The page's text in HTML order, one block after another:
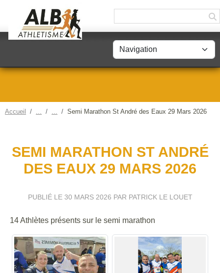
Accueil Semi Marathon St André des Eaux 29 Mars 2026
SEMI MARATHON ST ANDRÉ
DES EAUX 29 MARS 2026
PUBLIÉ LE 30 MARS 2026 PAR PATRICK LE LOUET
14 Athlètes présents sur le semi marathon